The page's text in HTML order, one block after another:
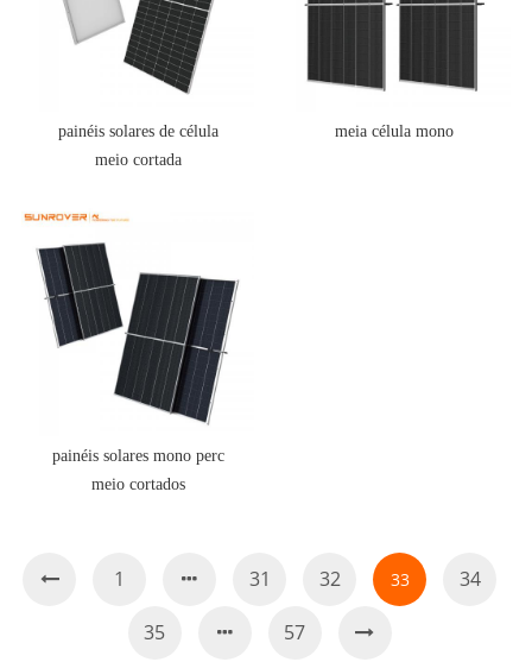
painéis solares de célula
meio cortada
meia célula mono
painéis solares mono perc
meio cortados
1 31 32 33 34
35 57